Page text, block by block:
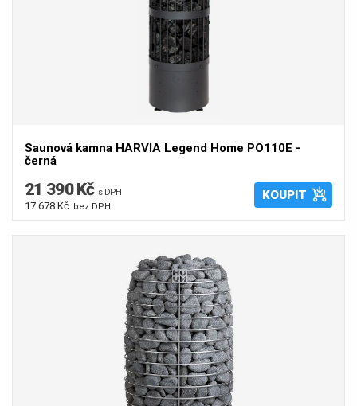
Saunová kamna HARVIA Legend Home PO110E -
černá
21 390 Kč s DPH
17 678 Kč bez DPH
KOUPIT